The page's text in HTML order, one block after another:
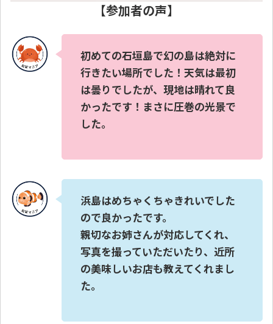
【参加者の声】
初めての石垣島で幻の島は絶対に
行きたい場所でした！天気は最初
は曇りでしたが、現地は晴れて良
かったです！まさに圧巻の光景で
した。
浜島はめちゃくちゃきれいでした
ので良かったです。
親切なお姉さんが対応してくれ、
写真を撮っていただいたり、近所
の美味しいお店も教えてくれまし
た。